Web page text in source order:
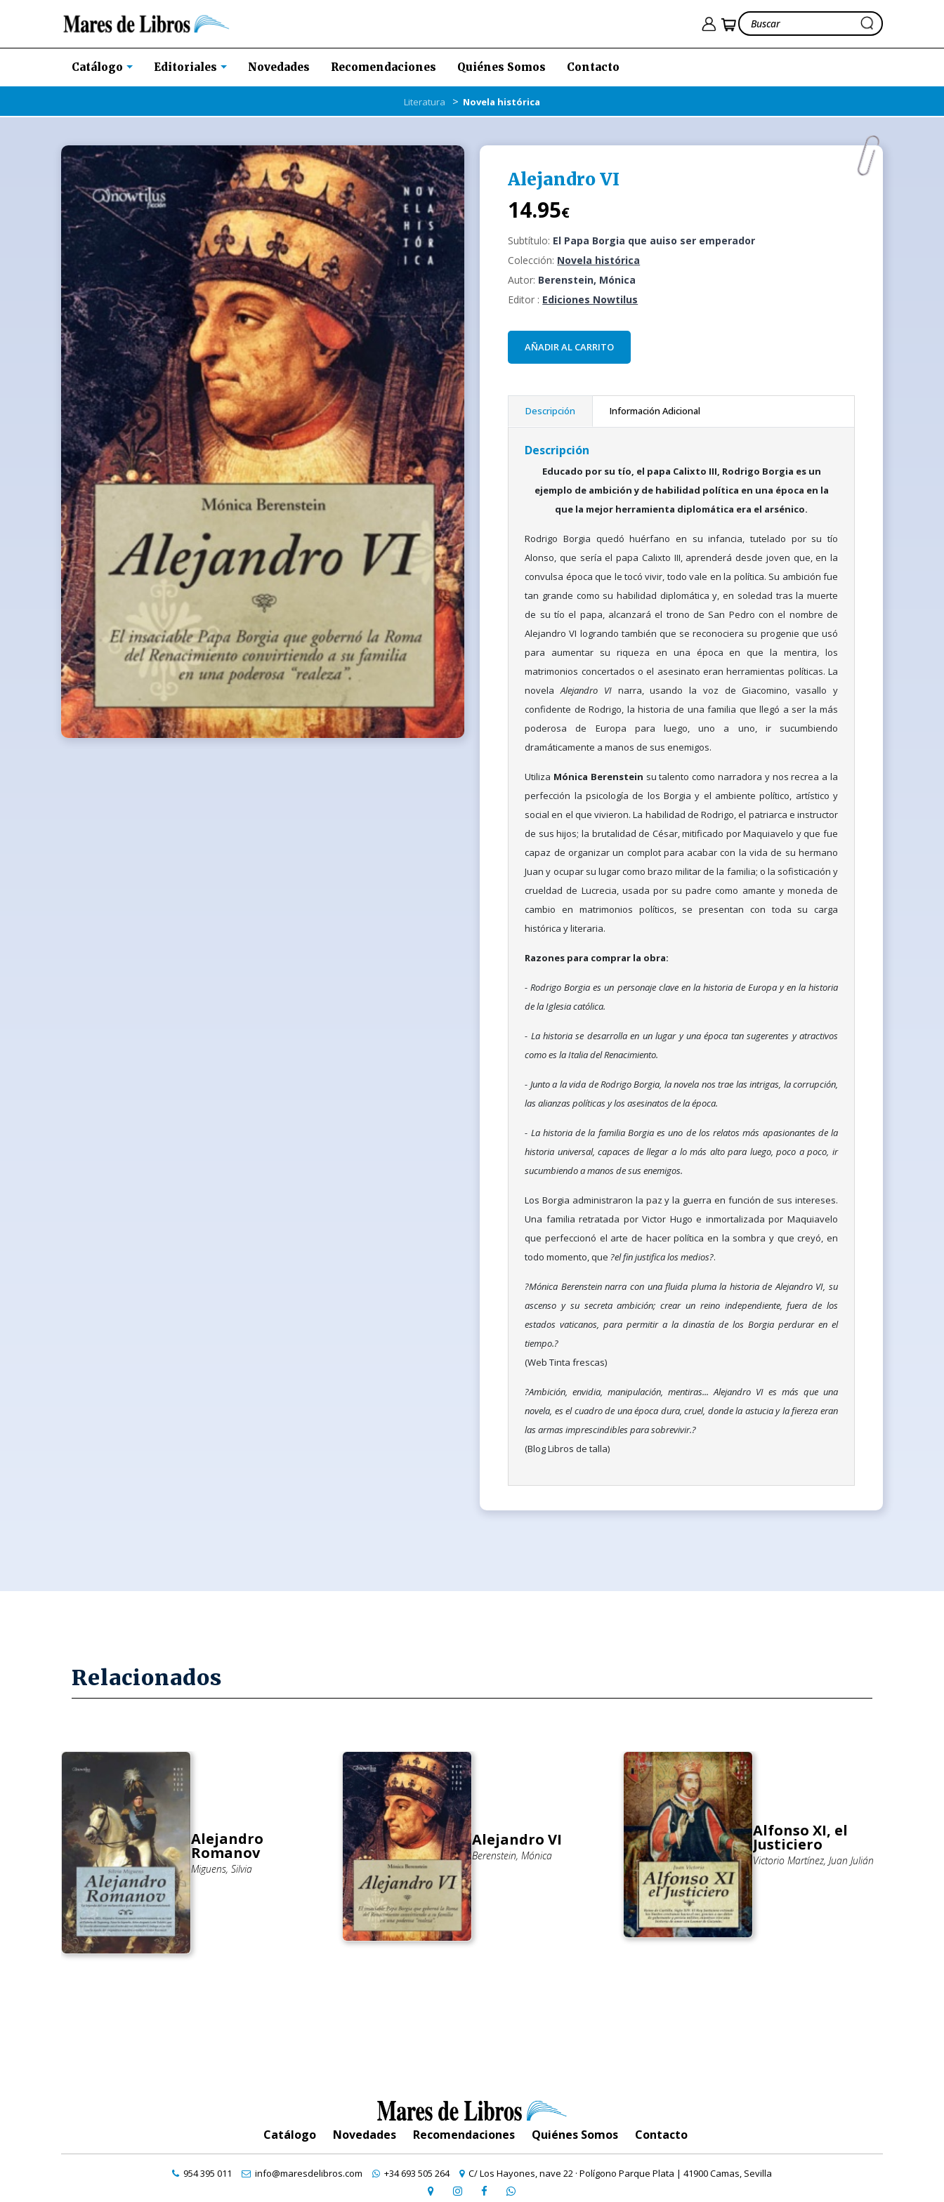
Catálogo Editoriales Novedades Recomendaciones Quiénes Somos Contacto
Literatura > Novela histórica
Alejandro VI
14.95€
Subtítulo: El Papa Borgia que auiso ser emperador
Colección: Novela histórica
Autor: Berenstein, Mónica
Editor : Ediciones Nowtilus
AÑADIR AL CARRITO
Descripción Información Adicional
Descripción
Educado por su tío, el papa Calixto III, Rodrigo Borgia es un
ejemplo de ambición y de habilidad política en una época en la
que la mejor herramienta diplomática era el arsénico.
Rodrigo Borgia quedó huérfano en su infancia, tutelado por su tío
Alonso, que sería el papa Calixto III, aprenderá desde joven que, en la
convulsa época que le tocó vivir, todo vale en la política. Su ambición fue
tan grande como su habilidad diplomática y, en soledad tras la muerte
de su tío el papa, alcanzará el trono de San Pedro con el nombre de
Alejandro VI logrando también que se reconociera su progenie que usó
para aumentar su riqueza en una época en que la mentira, los
matrimonios concertados o el asesinato eran herramientas políticas. La
novelaAlejandro VInarra, usando la voz de Giacomino, vasallo y
confidente de Rodrigo, la historia de una familia que llegó a ser la más
poderosa de Europa para luego, uno a uno, ir sucumbiendo
dramáticamente a manos de sus enemigos.
Utiliza Mónica Berenstein su talento como narradora y nos recrea a la
perfección la psicología de los Borgia y el ambiente político, artístico y
social en el que vivieron. La habilidad de Rodrigo, el patriarca e instructor
de sus hijos; la brutalidad de César, mitificado por Maquiavelo y que fue
capaz de organizar un complot para acabar con la vida de su hermano
Juan y ocupar su lugar como brazo militar de la familia; o la sofisticación y
crueldad de Lucrecia, usada por su padre como amante y moneda de
cambio en matrimonios políticos, se presentan con toda su carga
histórica y literaria.
Razones para comprar la obra:
- Rodrigo Borgia es un personaje clave en la historia de Europa y en la historia
de la Iglesia católica.
- La historia se desarrolla en un lugar y una época tan sugerentes y atractivos
como es la Italia del Renacimiento.
- Junto a la vida de Rodrigo Borgia, la novela nos trae las intrigas, la corrupción,
las alianzas políticas y los asesinatos de la época.
- La historia de la familia Borgia es uno de los relatos más apasionantes de la
historia universal, capaces de llegar a lo más alto para luego, poco a poco, ir
sucumbiendo a manos de sus enemigos.
Los Borgia administraron la paz y la guerra en función de sus intereses.
Una familia retratada por Victor Hugo e inmortalizada por Maquiavelo
que perfeccionó el arte de hacer política en la sombra y que creyó, en
todo momento, que ?el fin justifica los medios?.
?Mónica Berenstein narra con una fluida pluma la historia de Alejandro VI, su
ascenso y su secreta ambición; crear un reino independiente, fuera de los
estados vaticanos, para permitir a la dinastía de los Borgia perdurar en el
tiempo.?
(Web Tinta frescas)
?Ambición, envidia, manipulación, mentiras... Alejandro VI es más que una
novela, es el cuadro de una época dura, cruel, donde la astucia y la fiereza eran
las armas imprescindibles para sobrevivir.?
(Blog Libros de talla)
Relacionados
Alejandro
Romanov
Miguens, Silvia
Alejandro VI
Berenstein, Mónica
Alfonso XI, el
Justiciero
Victorio Martínez, Juan Julián
Catálogo Novedades Recomendaciones Quiénes Somos Contacto
954 395 011 info@maresdelibros.com +34 693 505 264 C/ Los Hayones, nave 22 · Polígono Parque Plata | 41900 Camas, Sevilla